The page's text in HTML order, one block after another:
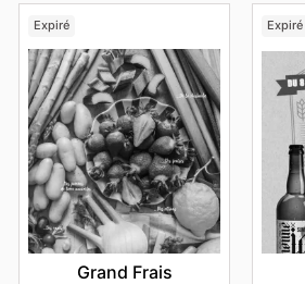
Expiré
Grand Frais
Expiré